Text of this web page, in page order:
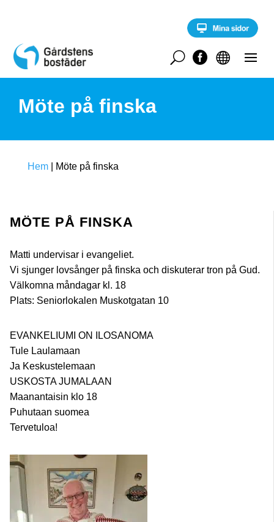
c
n


U
Möte på finska
Hem Möte på finska
MÖTE PÅ FINSKA
Matti undervisar i evangeliet.
Vi sjunger lovsånger på finska och diskuterar tron på Gud.
Välkomna måndagar kl. 18
Plats: Seniorlokalen Muskotgatan 10
EVANKELIUMI ON ILOSANOMA
Tule Laulamaan
Ja Keskustelemaan
USKOSTA JUMALAAN
Maanantaisin klo 18
Puhutaan suomea
Tervetuloa!